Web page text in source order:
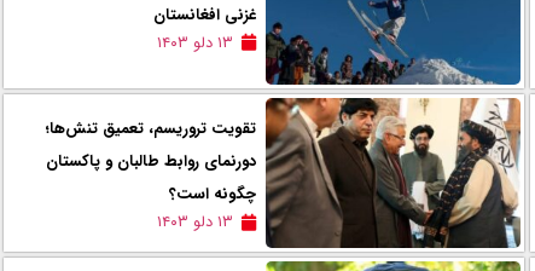
غزنی افغانستان
۱۳ دلو ۱۴۰۳
تقویت تروریسم، تعمیق تنش‌ها؛
دورنمای روابط طالبان و پاکستان
چگونه است؟
۱۳ دلو ۱۴۰۳